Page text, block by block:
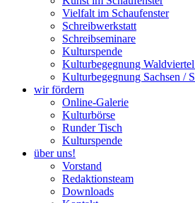
Vielfalt im Schaufenster
Schreibwerkstatt
Schreibseminare
Kulturspende
Kulturbegegnung
Kulturbegegnung Sachsen /
wir fördern
Online-Galerie
Kulturbörse
Runder Tisch
Kulturspende
über uns!
Vorstand
Redaktionsteam
Downloads